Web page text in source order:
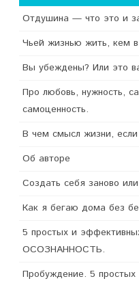
Отдушина — что это и
Чьей жизнью жить, кем
Вы убеждены? Или это
Про любовь, нужность,
самоценность.
В чем смысл жизни,
Об авторе
Создать себя заново
Как я бегаю дома без
5 простых и
ОСОЗНАННОСТЬ.
Пробуждение. 5